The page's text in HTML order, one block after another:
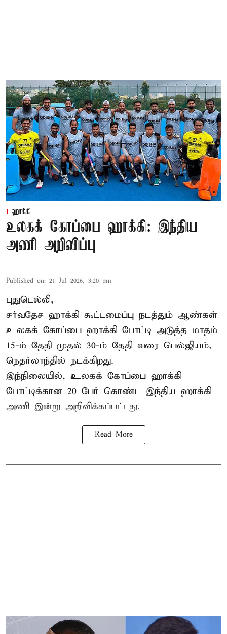
ஹாக்கி
உலகக் கோப்பை ஹாக்கி: இந்திய
அணி அறிவிப்பு
Published on: 21 Jul 2026, 3:20 pm
புதுடெல்லி,
சர்வதேச ஹாக்கி கூட்டமைப்பு நடத்தும் ஆண்கள்
உலகக் கோப்பை ஹாக்கி போட்டி அடுத்த மாதம்
15-ம் தேதி முதல் 30-ம் தேதி வரை பெல்ஜியம்,
நெதர்லாந்தில் நடக்கிறது.
இந்நிலையில், உலகக் கோப்பை ஹாக்கி
போட்டிக்கான 20 பேர் கொண்ட இந்திய ஹாக்கி
அணி இன்று அறிவிக்கப்பட்டது.
Read More